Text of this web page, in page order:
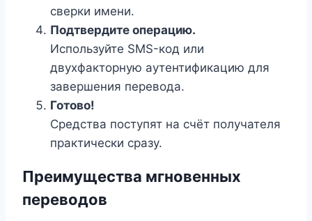
сверки имени.
Подтвердите операцию.
Используйте SMS-код или
двухфакторную аутентификацию для
завершения перевода.
Готово!
Средства поступят на счёт получателя
практически сразу.
Преимущества мгновенных
переводов